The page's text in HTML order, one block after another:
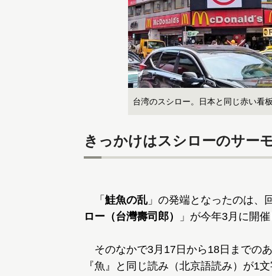
台湾のスシロー。日本と同じ赤い看
きっかけはスシローのサー
「 鮭魚の乱」の発端となったのは、
ロー（台灣壽司郎）
」が今年3月に開
そのなかで3月17日から18日までの
『魚』と同じ読み（北京語読み）が1